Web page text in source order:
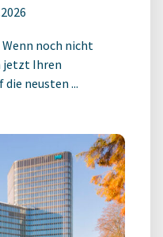
noch nicht
jetzt Ihren
neusten ...